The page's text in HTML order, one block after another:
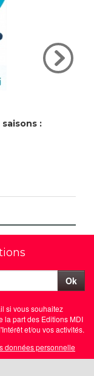
:
Ok
si vous souhaitez
la part des Editions MDI
et/ou vos activités.
données personnelle